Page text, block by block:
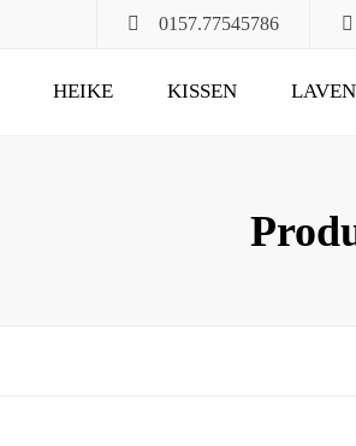
0157.77545786
HEIKE KISSEN
FÜR